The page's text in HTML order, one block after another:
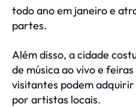
todo ano em janeiro e
partes.
Além disso, a cidade
de música ao vivo e
visitantes podem adquirir
por artistas locais.